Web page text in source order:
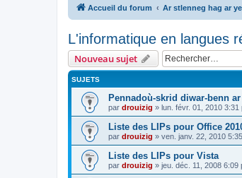
Accueil du forum Ar stlenneg hag ar
L'informatique en langues
Nouveau sujet
SUJETS
Pennadoù-skrid diwar-benn
par drouizig » lun. févr. 01, 2010 3:31
Liste des LIPs pour Office
par drouizig » ven. janv. 22, 2010
Liste des LIPs pour Vista
par drouizig » jeu. déc. 11, 2008 6:09